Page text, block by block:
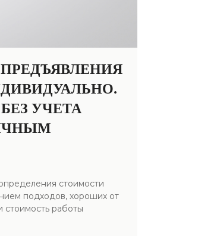
УЧЕТА
стоимости
подходов, хороших от
стоимость работы